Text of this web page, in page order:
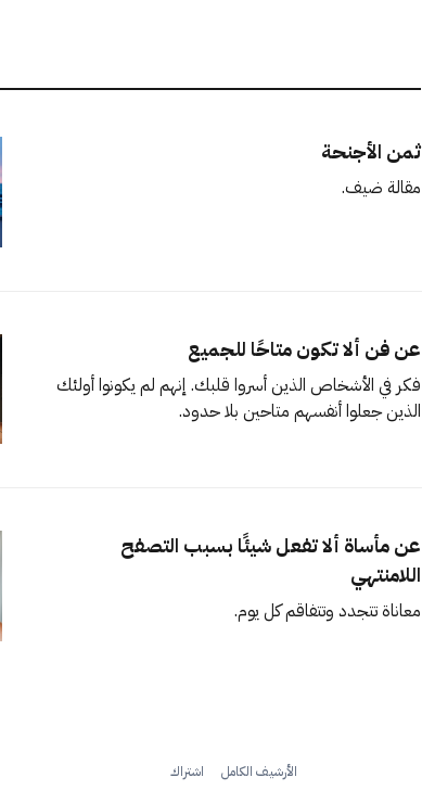
ثمن الأجنحة
مقالة ضيف.
عن فن ألا تكون متاحًا للجميع
فكر في الأشخاص الذين أسروا قلبك. إنهم لم يكونوا أولئك
الذين جعلوا أنفسهم متاحين بلا حدود.
عن مأساة ألا تفعل شيئًا بسبب التصفح
اللامنتهي
معاناة تتجدد وتتفاقم كل يوم.
الأرشيف الكامل
اشتراك